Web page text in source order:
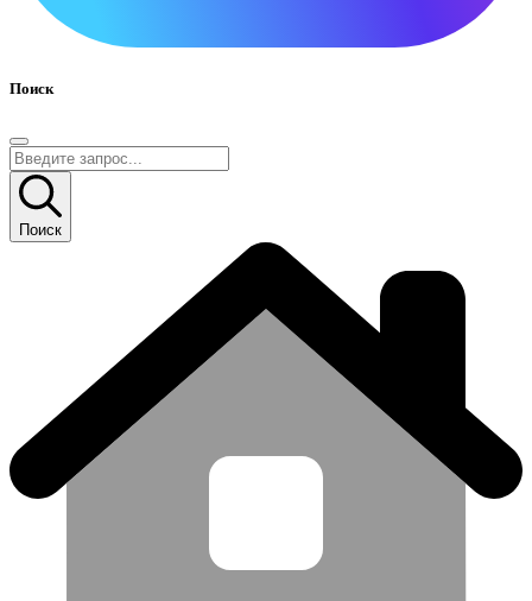
Поиск
Поиск